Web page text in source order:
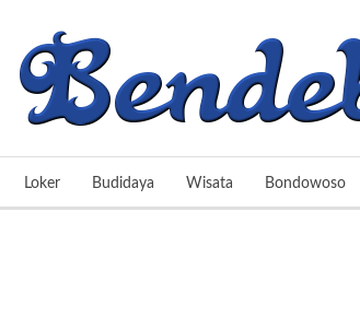
Loker Budidaya Wisata Bondowoso